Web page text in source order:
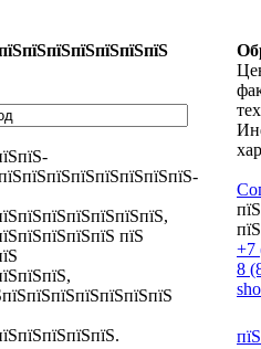
пїЅ
+7
8